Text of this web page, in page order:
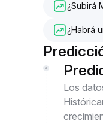
¿Subirá
¿Habrá
Los